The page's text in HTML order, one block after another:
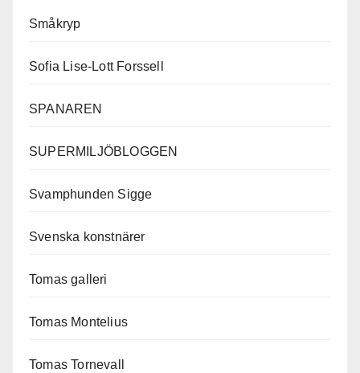
Småkryp
Sofia Lise-Lott Forssell
SPANAREN
SUPERMILJÖBLOGGEN
Svamphunden Sigge
Svenska konstnärer
Tomas galleri
Tomas Montelius
Tomas Tornevall